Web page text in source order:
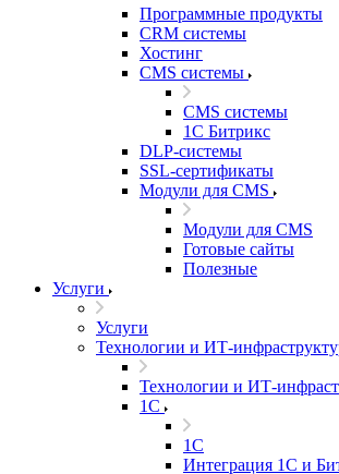
Программные продукты
CRM системы
Хостинг
CMS системы
CMS системы
1С Битрикс
DLP‑системы
SSL-сертификаты
Модули для CMS
Модули для CMS
Готовые сайты
Полезные
Услуги
Услуги
Технологии и ИТ-
Технологии и ИТ-
1С
1С
Интеграция 1С и